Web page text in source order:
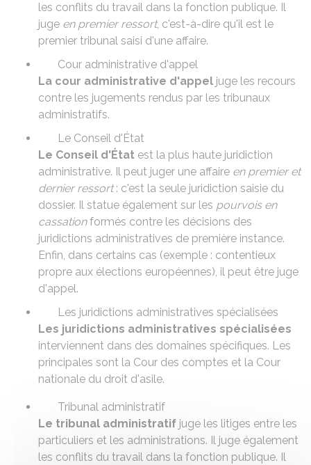
les conflits du travail dans la fonction publique. Il
juge en premier ressort, c'est-à-dire qu'il est le
premier tribunal saisi d'une affaire.
Cour administrative d'appel
La cour administrative d'appel juge les recours
contre les jugements rendus par les tribunaux
administratifs.
Le Conseil d'État
Le Conseil d'État est la plus haute juridiction
administrative. Il peut juger une affaire en premier et
dernier ressort: c'est la seule juridiction saisie du
dossier. Il statue également sur les pourvois en
cassationformés contre les décisions des
juridictions administratives de première instance.
Enfin, dans certains cas (exemple : contentieux
propre aux élections européennes), il peut être juge
d'appel.
Les juridictions administratives spécialisées
Les juridictions administratives spécialisées
interviennent dans des domaines spécifiques. Les
principales sont la Cour des comptes et la Cour
nationale du droit d'asile.
Tribunal administratif
Le tribunal administratif juge les litiges entre les
particuliers et les administrations. Il juge également
les conflits du travail dans la fonction publique. Il